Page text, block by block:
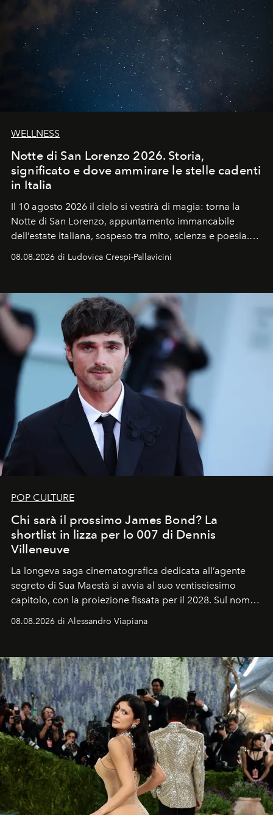
WELLNESS
Notte di San Lorenzo 2026. Storia,
significato e dove ammirare le stelle cadenti
in Italia
Il 10 agosto 2026 il cielo si vestirà di magia: torna la
Notte di San Lorenzo, appuntamento immancabile
dell’estate italiana, sospeso tra mito, scienza e poesia.
Sarà il momento in cui gli occhi si alzano verso la volta
celeste per seguire il passaggio delle
all’universo i desideri più segreti
08.08.2026 di Ludovica Crespi-Pallavicini
POP CULTURE
Chi sarà il prossimo James Bond? La
shortlist in lizza per lo 007 di Dennis
Villeneuve
La longeva saga cinematografica dedicata all’agente
segreto di Sua Maestà si avvia al suo ventiseiesimo
capitolo, con la proiezione fissata per il 2028. Sul nome
dell’attore chiamato a raccogliere l’eredità di Daniel
Craig, però, regna ancora il più assoluto riserbo.
08.08.2026 di Alessandro Viapiana